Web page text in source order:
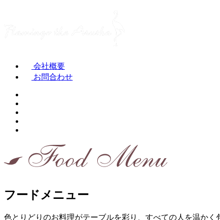
会社概要
お問合わせ
フードメニュー
色とりどりのお料理がテーブルを彩り、すべての人を温かく